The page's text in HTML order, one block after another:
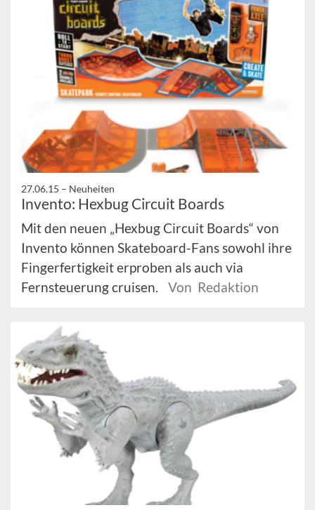
27.06.15 – Neuheiten
Invento: Hexbug Circuit Boards
Mit den neuen „Hexbug Circuit Boards“ von
Invento können Skateboard-Fans sowohl ihre
Fingerfertigkeit erproben als auch via
Fernsteuerung cruisen.
Von Redaktion